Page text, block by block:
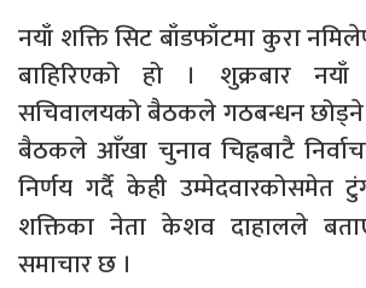
नयाँ शक्ति सिट बाँडफाँटमा कुरा
बाहिरिएको हो । शुक्रबार
सचिवालयको बैठकले गठबन्धन छोड्ने
बैठकले आँखा चुनाव चिह्नबाटै
निर्णय गर्दै केही उम्मेदवारकोसमेत
शक्तिका नेता केशव दाहालले
समाचार छ ।